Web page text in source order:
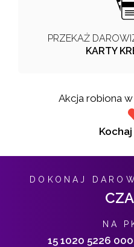
PRZEKAŻ
KARTY
Akcja robiona
DOKONAJ
NA
15 1020 5226